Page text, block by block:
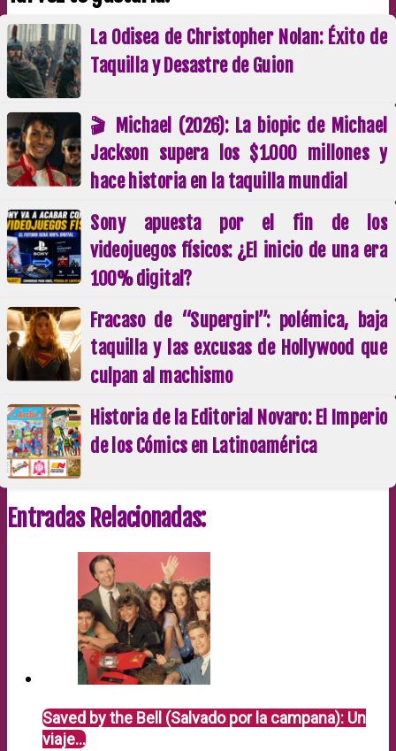
La Odisea de Christopher Nolan: Éxito de
Taquilla y Desastre de Guion
🎬 Michael (2026): La biopic de Michael
Jackson supera los $1.000 millones y
hace historia en la taquilla mundial
Sony apuesta por el fin de los
videojuegos físicos: ¿El inicio de una era
100% digital?
Fracaso de “Supergirl”: polémica, baja
taquilla y las excusas de Hollywood que
culpan al machismo
Historia de la Editorial Novaro: El Imperio
de los Cómics en Latinoamérica
Entradas Relacionadas:
Saved by the Bell (Salvado por la campana): Un
viaje…